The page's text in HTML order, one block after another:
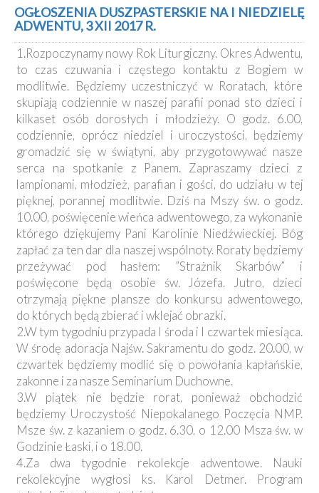
Kancelaria
Galeria
Nowy
Staw
Kapituła
Kolegiacka
Duszpasterze
Polecane
strony
Ochrona
Małoletnich
OGŁOSZENIA DUSZPASTERSKIE NA I NIEDZIELĘ
ADWENTU, 3 XII 2017 R.
1.Rozpoczynamy nowy Rok Liturgiczny. Okres Adwentu,
to czas czuwania i częstego kontaktu z Bogiem w
modlitwie. Będziemy uczestniczyć w Roratach, które
skupiają codziennie w naszej parafii ponad sto dzieci i
kilkaset osób dorosłych i młodzieży. O godz. 6.00,
codziennie, oprócz niedziel i uroczystości, będziemy
gromadzić się w świątyni, aby przygotowywać nasze
serca na spotkanie z Panem. Zapraszamy dzieci z
lampionami, młodzież, parafian i gości, do udziału w tej
pięknej, porannej modlitwie. Dziś na Mszy św. o godz.
10.00, poświęcenie wieńca adwentowego, za wykonanie
którego dziękujemy Pani Karolinie Niedźwieckiej. Bóg
zapłać za ten dar dla naszej wspólnoty. Roraty będziemy
przeżywać pod hasłem: ”Strażnik Skarbów” i
poświęcone będą osobie św. Józefa. Jutro, dzieci
otrzymają piękne plansze do konkursu adwentowego,
do których będą zbierać i wklejać obrazki.
2.W tym tygodniu przypada I środa i I czwartek miesiąca.
W środę adoracja Najśw. Sakramentu do godz. 20.00, w
czwartek będziemy modlić się o powołania kapłańskie,
zakonne i za nasze Seminarium Duchowne.
3.W piątek nie będzie rorat, ponieważ obchodzić
będziemy Uroczystość Niepokalanego Poczęcia NMP.
Msze św. z kazaniem o godz. 6.30, o 12.00 Msza św. w
Godzinie Łaski, i o 18.00.
4.Za dwa tygodnie rekolekcje adwentowe. Nauki
rekolekcyjne wygłosi ks. Karol Detmer. Program